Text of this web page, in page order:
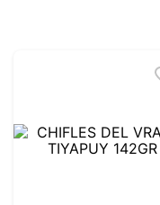
glicinato magnesio
7.
magnesio